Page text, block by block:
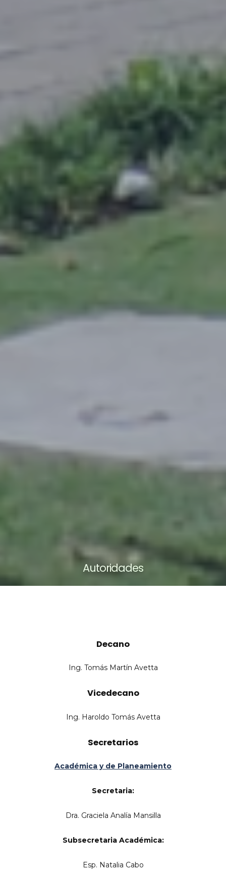
Autoridades
Decano
Ing. Tomás Martín Avetta
Vicedecano
Ing. Haroldo Tomás Avetta
Secretarios
Académica y de Planeamiento
Secretaria:
Dra. Graciela Analía Mansilla
Subsecretaria Académica:
Esp. Natalia Cabo